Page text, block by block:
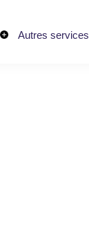
Autres services